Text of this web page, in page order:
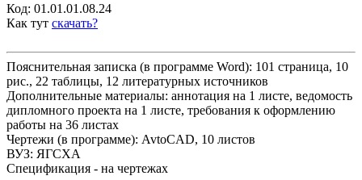
Код: 01.01.01.08.24
Как тут скачать?
Пояснительная записка (в программе Word): 101 страница, 10
рис., 22 таблицы, 12 литературных источников
Дополнительные материалы: аннотация на 1 листе, ведомость
дипломного проекта на 1 листе, требования к оформлению
работы на 36 листах
Чертежи (в программе): AvtoCAD, 10 листов
ВУЗ: ЯГСХА
Спецификация - на чертежах